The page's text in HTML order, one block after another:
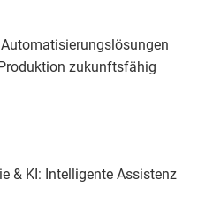
zukunftsfähig
& KI: Intelligente Assistenz